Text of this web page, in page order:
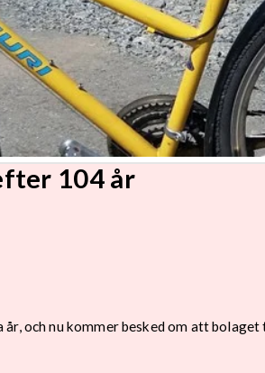
104 år
och nu kommer besked om att